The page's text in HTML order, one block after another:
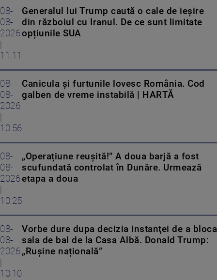
08-
08-
2026
11:11
Generalul lui Trump caută o cale de ieșire
din războiul cu Iranul. De ce sunt limitate
opțiunile SUA
08-
08-
2026
10:56
Canicula și furtunile lovesc România. Cod
galben de vreme instabilă | HARTĂ
08-
08-
2026
10:25
„Operațiune reușită!” A doua barjă a fost
scufundată controlat în Dunăre. Urmează
etapa a doua
08-
08-
2026
10:10
Vorbe dure dupa decizia instanţei de a bloca
sala de bal de la Casa Albă. Donald Trump:
„Rușine națională”